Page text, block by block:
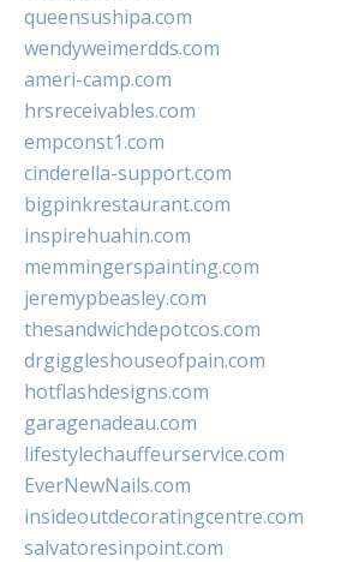
queensushipa.com
wendyweimerdds.com
ameri-camp.com
hrsreceivables.com
empconst1.com
cinderella-support.com
bigpinkrestaurant.com
inspirehuahin.com
memmingerspainting.com
jeremypbeasley.com
thesandwichdepotcos.com
drgiggleshouseofpain.com
hotflashdesigns.com
garagenadeau.com
lifestylechauffeurservice.com
EverNewNails.com
insideoutdecoratingcentre.com
salvatoresinpoint.com